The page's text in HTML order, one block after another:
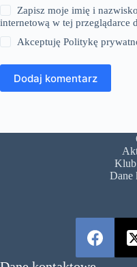
Zapisz moje imię i
internetową w tej przeglądarce
AkceptujęPolitykę
Dodaj komentarz
Klub
Dane